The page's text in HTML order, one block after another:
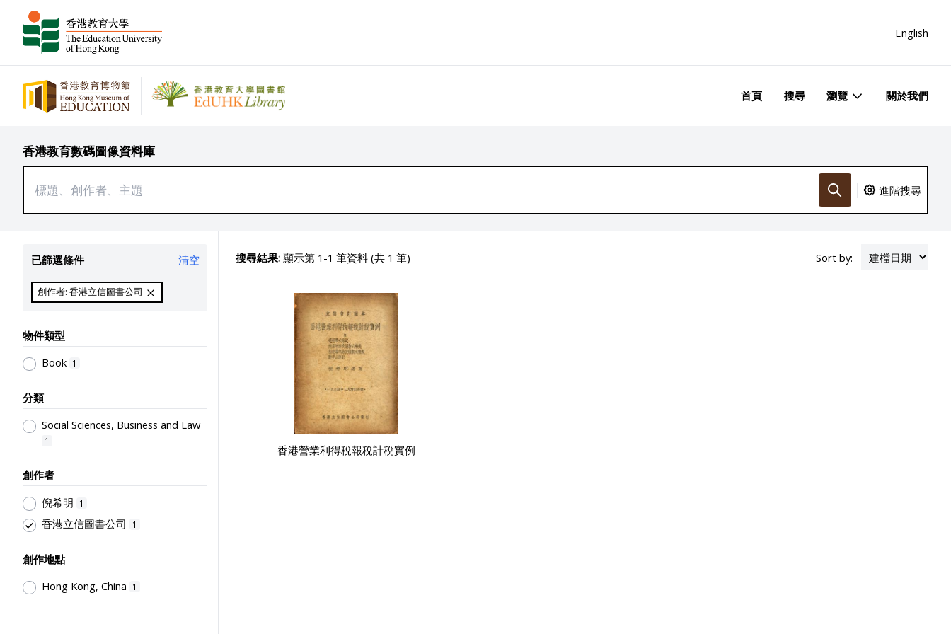
English
首頁 搜尋 瀏覽 關於我們
香港教育數碼圖像資料庫
進階搜尋
已篩選條件 清空
創作者: 香港立信圖書公司
物件類型
Book 1
分類
Social Sciences, Business and Law
1
創作者
倪希明
1
香港立信圖書公司 1
創作地點
Hong Kong, China
1
搜尋結果:顯示第 1-1 筆資料 (共 1 筆) Sort by:
香港營業利得稅報稅計稅實例